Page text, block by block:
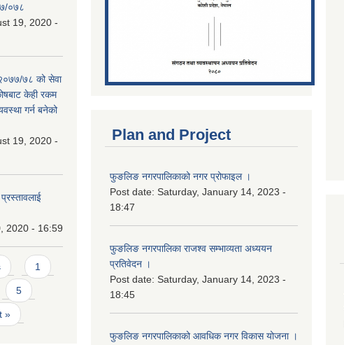
०७८
19, 2020 -
७८ को सेवा
केही रकम
गर्न बनेको
19, 2020 -
2020 - 16:59
1
5
»
Plan and Project
फुङलिङ नगरपालिकाको नगर प्रोफाइल ।
Post date: Saturday, January 14, 2023 -
18:47
फुङलिङ नगरपालिका राजश्व सम्भाव्यता अध्ययन
प्रतिवेदन ।
Post date: Saturday, January 14, 2023 -
18:45
फुङलिङ नगरपालिकाको आवधिक नगर विकास योजना ।